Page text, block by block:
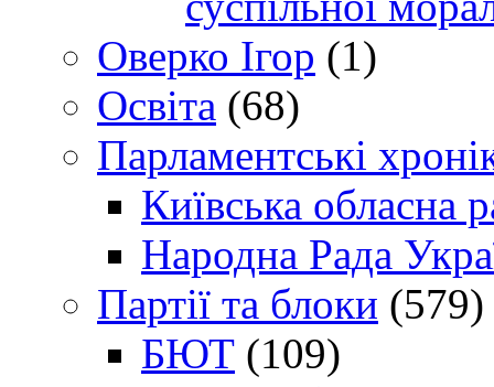
Оверко Ігор (1)
Освіта (68)
Парламентські
Київська обласна
Народна Рада
Партії та блоки (579)
БЮТ (109)